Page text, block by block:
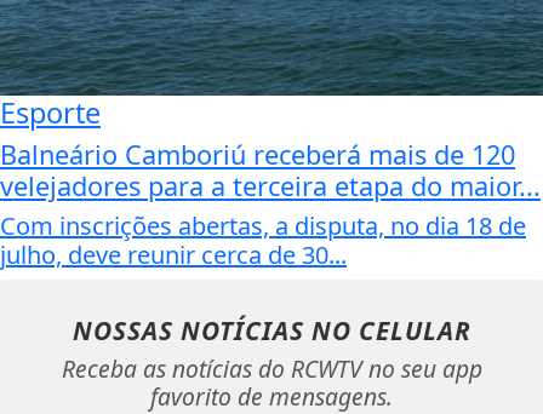
Esporte
Balneário Camboriú receberá mais de 120
velejadores para a terceira etapa do maior...
Com inscrições abertas, a disputa, no dia 18 de
julho, deve reunir cerca de 30...
NOSSAS NOTÍCIAS NO CELULAR
Receba as notícias do RCWTV no seu app
favorito de mensagens.